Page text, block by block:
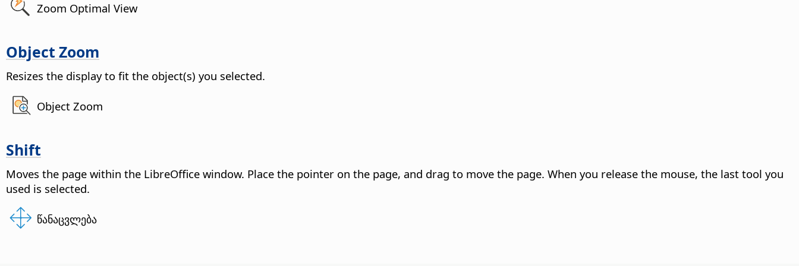
Zoom Optimal View
Object Zoom
Resizes the display to fit the object(s) you selected.
Object Zoom
Shift
Moves the page within the LibreOffice window. Place the pointer on the page, and drag to move the page. When you release the mouse, the last tool you
used is selected.
წანაცვლება